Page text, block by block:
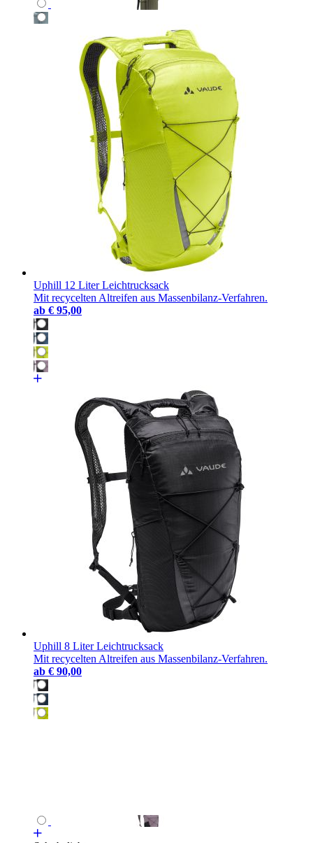
Uphill 12 Liter Leichtrucksack
Mit recycelten Altreifen aus Massenbilanz-Verfahren.
ab € 95,00
Uphill 8 Liter Leichtrucksack
Mit recycelten Altreifen aus Massenbilanz-Verfahren.
ab € 90,00